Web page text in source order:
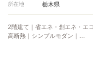
所在地 栃木県
2階建て｜省エネ・創エネ・エ
高断熱｜シンプルモダン｜…